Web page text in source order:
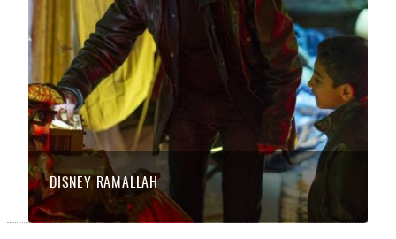
DISNEY RAMALLAH